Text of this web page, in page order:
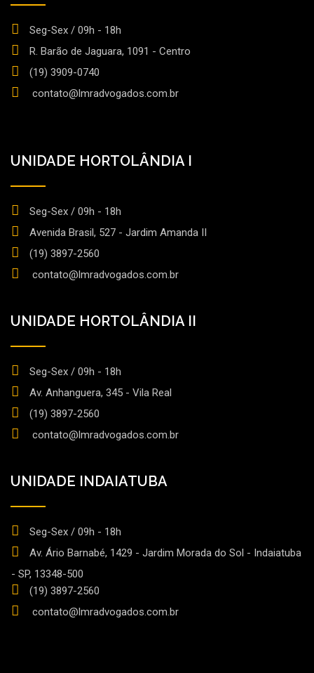
Seg-Sex / 09h - 18h
R. Barão de Jaguara, 1091 - Centro
(19) 3909-0740
contato@lmradvogados.com.br
UNIDADE HORTOLÂNDIA I
Seg-Sex / 09h - 18h
Avenida Brasil, 527 - Jardim Amanda II
(19) 3897-2560
contato@lmradvogados.com.br
UNIDADE HORTOLÂNDIA II
Seg-Sex / 09h - 18h
Av. Anhanguera, 345 - Vila Real
(19) 3897-2560
contato@lmradvogados.com.br
UNIDADE INDAIATUBA
Seg-Sex / 09h - 18h
Av. Ário Barnabé, 1429 - Jardim Morada do Sol - Indaiatuba
- SP, 13348-500
(19) 3897-2560
contato@lmradvogados.com.br